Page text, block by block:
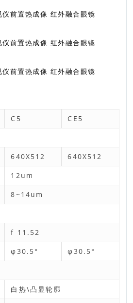
C5 CE5
640X512 640X512
12um
8~14um
f 11.52
φ30.5° φ30.5°
白热\凸显轮廓